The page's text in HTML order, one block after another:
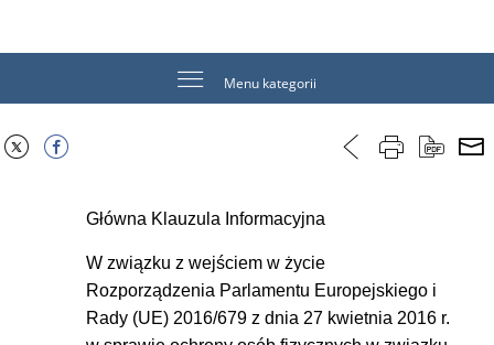
Menu kategorii
Główna Klauzula Informacyjna
W związku z wejściem w życie
Rozporządzenia Parlamentu Europejskiego i
Rady (UE) 2016/679 z dnia 27 kwietnia 2016 r.